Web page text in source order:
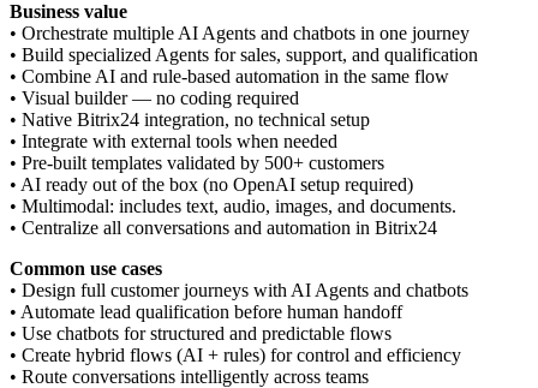
Business value
• Orchestrate multiple AI Agents and chatbots in one journey
• Build specialized Agents for sales, support, and qualification
• Combine AI and rule-based automation in the same flow
• Visual builder — no coding required
• Native Bitrix24 integration, no technical setup
• Integrate with external tools when needed
• Pre-built templates validated by 500+ customers
• AI ready out of the box (no OpenAI setup required)
• Multimodal: includes text, audio, images, and documents.
• Centralize all conversations and automation in Bitrix24
Common use cases
• Design full customer journeys with AI Agents and chatbots
• Automate lead qualification before human handoff
• Use chatbots for structured and predictable flows
• Create hybrid flows (AI + rules) for control and efficiency
• Route conversations intelligently across teams